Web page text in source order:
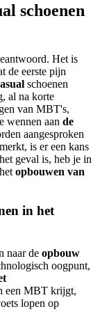
schoenen
Het is
de eerste pijn
schoenen
al na korte
van MBT's,
wennen aan de
aangesproken
is er een kans
geval is, heb je in
opbouwen van
in het
naar de opbouw
oogpunt,
een MBT krijgt,
lopen op